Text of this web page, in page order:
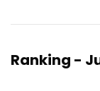
Ranking -